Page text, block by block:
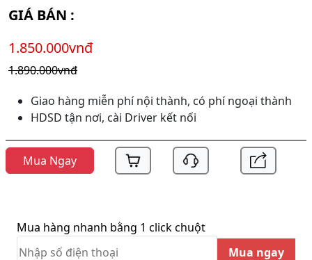
GIÁ BÁN :
1.850.000vnđ
1.890.000vnđ
Giao hàng miễn phí nội thành, có phí ngoại thành
HDSD tận nơi, cài Driver kết nối
Mua Ngay
Mua hàng nhanh bằng 1 click chuột
Mua ngay